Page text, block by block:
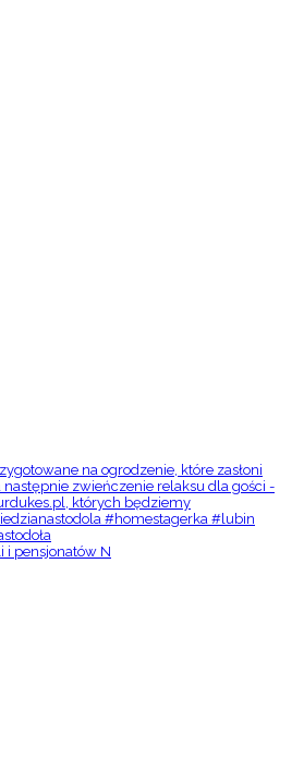
i pensjonatów N